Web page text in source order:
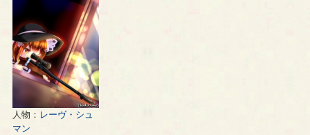
の
ペ
ー
ジ
人物： レーヴ・シュ
マン